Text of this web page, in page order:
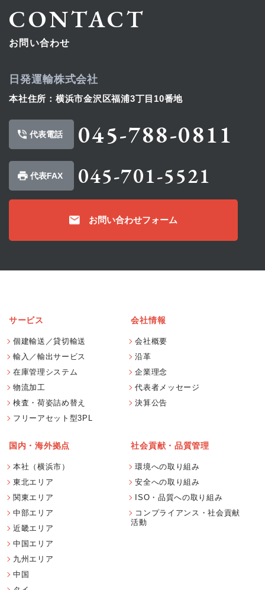
CONTACT
お問い合わせ
日発運輸株式会社
本社住所：横浜市金沢区福浦3丁目10番地
代表電話 045-788-0811
代表FAX 045-701-5521
お問い合わせフォーム
サービス
個建輸送／貸切輸送
輸入／輸出サービス
在庫管理システム
物流加工
検査・荷姿詰め替え
フリーアセット型3PL
会社情報
会社概要
沿革
企業理念
代表者メッセージ
決算公告
国内・海外拠点
本社（横浜市）
東北エリア
関東エリア
中部エリア
近畿エリア
中国エリア
九州エリア
中国
社会貢献・品質管理
環境への取り組み
安全への取り組み
ISO・品質への取り組み
コンプライアンス・社会貢献
活動